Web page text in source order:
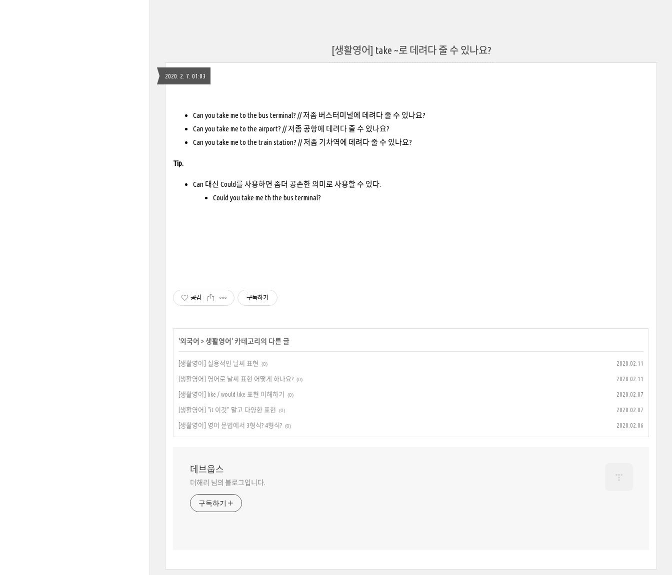
[생활영어] take ~로 데려다 줄 수 있나요?
2020. 2. 7. 01:03
Can you take me to the bus terminal? // 저좀 버스터미널에 데려다 줄 수 있나요?
Can you take me to the airport? // 저좀 공항에 데려다 줄 수 있나요?
Can you take me to the train station? // 저좀 기차역에 데려다 줄 수 있나요?
Tip.
Can 대신 Could를 사용하면 좀더 공손한 의미로 사용할 수 있다.
Could you take me th the bus terminal?
공감 구독하기
'외국어 >생활영어' 카테고리의 다른 글
[생활영어] 실용적인 날씨 표현 (0) 2020.02.11
[생활영어] 영어로 날씨 표현 어떻게 하나요? (0) 2020.02.11
[생활영어] like / would like 표현 이해하기 (0) 2020.02.07
[생활영어] "it 이것" 말고 다양한 표현 (0) 2020.02.07
[생활영어] 영어 문법에서 3형식? 4형식? (0) 2020.02.06
데브웁스
더해리 님의 블로그입니다.
구독하기